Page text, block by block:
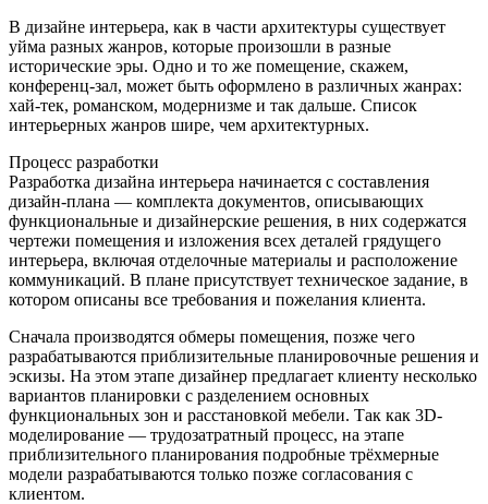
В дизайне интерьера, как в части архитектуры существует
уйма разных жанров, которые произошли в разные
исторические эры. Одно и то же помещение, скажем,
конференц-зал, может быть оформлено в различных жанрах:
хай-тек, романском, модернизме и так дальше. Список
интерьерных жанров шире, чем архитектурных.
Процесс разработки
Разработка дизайна интерьера начинается с составления
дизайн-плана — комплекта документов, описывающих
функциональные и дизайнерские решения, в них содержатся
чертежи помещения и изложения всех деталей грядущего
интерьера, включая отделочные материалы и расположение
коммуникаций. В плане присутствует техническое задание, в
котором описаны все требования и пожелания клиента.
Сначала производятся обмеры помещения, позже чего
разрабатываются приблизительные планировочные решения и
эскизы. На этом этапе дизайнер предлагает клиенту несколько
вариантов планировки с разделением основных
функциональных зон и расстановкой мебели. Так как 3D-
моделирование — трудозатратный процесс, на этапе
приблизительного планирования подробные трёхмерные
модели разрабатываются только позже согласования с
клиентом.